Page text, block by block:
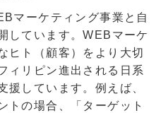
ーケティング事業と自
しています。WEBマーケ
ヒト（顧客）をより大切
ィリピン進出される日系
援しています。例えば、
トの場合、「ターゲット